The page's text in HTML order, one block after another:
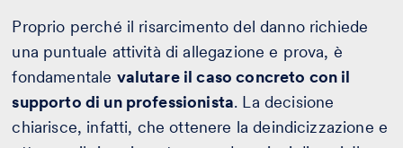
Proprio perché il risarcimento del danno richiede
una puntuale attività di allegazione e prova, è
fondamentale valutare il caso concreto con il
supporto di un professionista. La decisione
chiarisce, infatti, che ottenere la deindicizzazione e